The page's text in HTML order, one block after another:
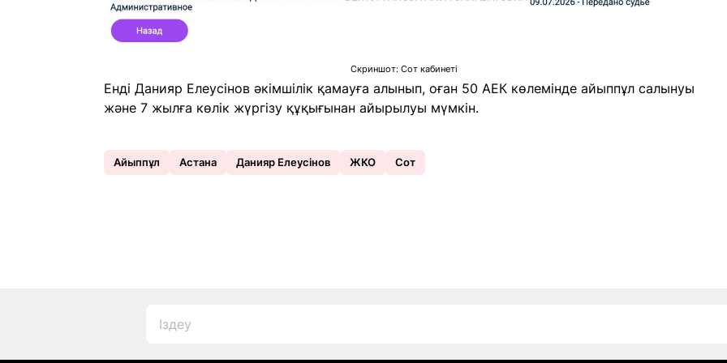
Скриншот: Сот кабинеті
Енді Данияр Елеусінов әкімшілік қамауға алынып, оған 50 АЕК көлемінде айыппұл салынуы
және 7 жылға көлік жүргізу құқығынан айырылуы мүмкін.
Айыппұл Астана Данияр Елеусінов ЖКО Сот